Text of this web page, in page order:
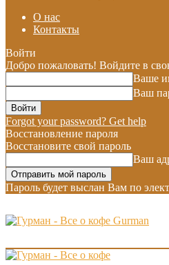
О нас
Контакты
Войти
Добро пожаловать! Войдите в
Ваше
Ваш
Forgot your password? Get help
Восстановление пароля
Восстановите свой пароль
Ваш
Пароль будет выслан Вам по
Gurman